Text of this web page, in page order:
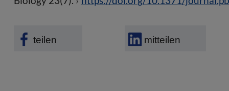
teilen mitteilen